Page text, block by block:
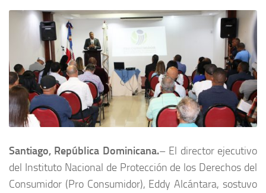
Santiago, República Dominicana.– El director ejecutivo
del Instituto Nacional de Protección de los Derechos del
Consumidor (Pro Consumidor), Eddy Alcántara, sostuvo